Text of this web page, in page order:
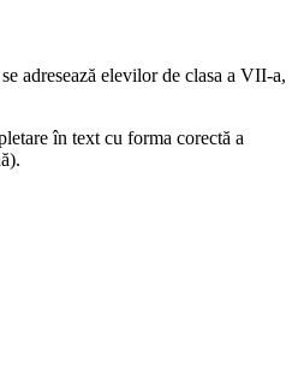
adresează elevilor de clasa a VII-a,
în text cu forma corectă a